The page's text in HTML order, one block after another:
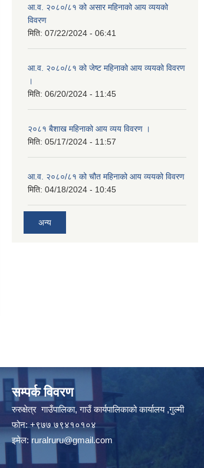
आ.व. २०८०/८१ को असार महिनाको आय व्ययको
विवरण
मिति: 07/22/2024 - 06:41
आ.व. २०८०/८१ को जेष्ट महिनाको आय व्ययको विवरण
।
मिति: 06/20/2024 - 11:45
२०८१ बैशाख महिनाको आय व्यय विवरण ।
मिति: 05/17/2024 - 11:57
आ.व. २०८०/८१ को चौत महिनाको आय व्ययको विवरण
मिति: 04/18/2024 - 10:45
अन्य
सम्पर्क विवरण
रुरुक्षेत्र गाउँपालिका, गाउँ कार्यपालिकाको कार्यालय ,गुल्मी
फोन: +९७७ ७९४१०१०४
इमेल: ruralruru@gmail.com